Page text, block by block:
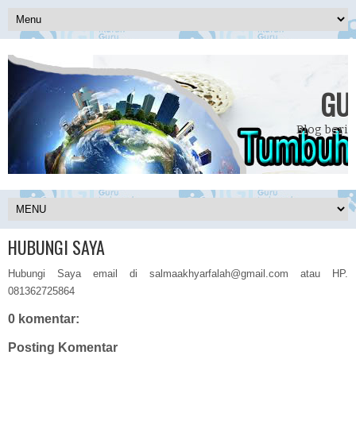
Blog
HUBUNGI SAYA
Hubungi Saya email di salmaakhyarfalah@gmail.com atau HP.
081362725864
0 komentar:
Posting Komentar